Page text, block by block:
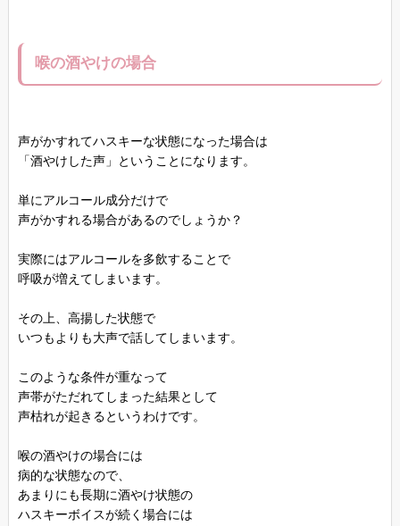
喉の酒やけの場合
声がかすれてハスキーな状態になった場合は
「酒やけした声」ということになります。
単にアルコール成分だけで
声がかすれる場合があるのでしょうか？
実際にはアルコールを多飲することで
呼吸が増えてしまいます。
その上、高揚した状態で
いつもよりも大声で話してしまいます。
このような条件が重なって
声帯がただれてしまった結果として
声枯れが起きるというわけです。
喉の酒やけの場合には
病的な状態なので、
あまりにも長期に酒やけ状態の
ハスキーボイスが続く場合には